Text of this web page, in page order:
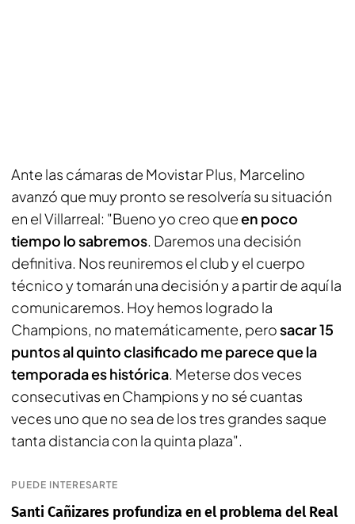
Ante las cámaras de Movistar Plus, Marcelino
avanzó que muy pronto se resolvería su situación
en el Villarreal: "Bueno yo creo queen poco
tiempo lo sabremos. Daremos una decisión
definitiva. Nos reuniremos el club y el cuerpo
técnico y tomarán una decisión y a partir de aquí la
comunicaremos. Hoy hemos logrado la
Champions, no matemáticamente, perosacar 15
puntos al quinto clasificado me parece que la
temporada es histórica. Meterse dos veces
consecutivas en Champions y no sé cuantas
veces uno que no sea de los tres grandes saque
tanta distancia con la quinta plaza".
PUEDE INTERESARTE
Santi Cañizares profundiza en el problema del Real